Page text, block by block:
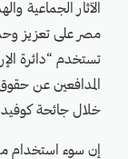
الآثار الجماعية
مصر على تعزيز
تستخدم “دائرة
المدافعين عن
خلال جائحة كوفيد-
إن سوء استخدام